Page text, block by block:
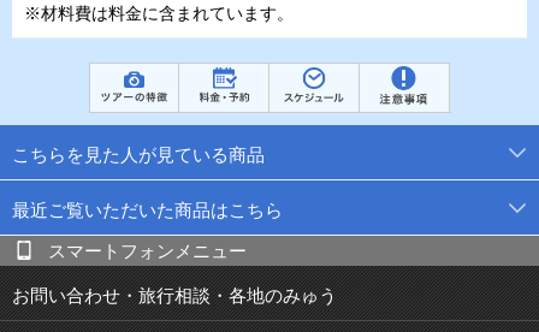
※材料費は料金に含まれています。
こちらを見た人が見ている商品
最近ご覧いただいた商品はこちら
スマートフォンメニュー
お問い合わせ・旅行相談・各地のみゅう